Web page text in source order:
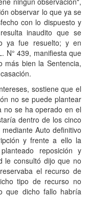
observar lo que ya se
con lo dispuesto y
inaudito que se
ya fue resuelto; y en
N° 439, manifiesta que
más bien la Sentencia,
sostiene que el
no se puede plantear
no se ha operado en el
dentro de los cinco
Auto definitivo
y frente a ello la
reposición y
le consultó dijo que no
el recurso de
tipo de recurso no
que dicho fallo habría